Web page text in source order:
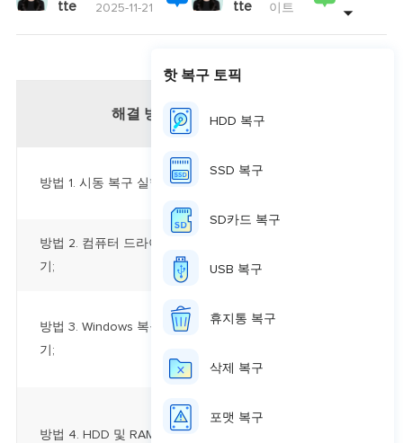
tte
2025-11-21
tte
이트
해결 방법
방법 1. 시동 복구 실행하기;
방법 2. 컴퓨터 드라이버 업데이트하
기;
방법 3. Windows 복구 서비스 사용하
기;
방법 4. HDD 및 RAM 확인하기;
핫 복구 토픽
HDD 복구
SSD 복구
SD카드 복구
USB 복구
휴지통 복구
삭제 복구
포맷 복구